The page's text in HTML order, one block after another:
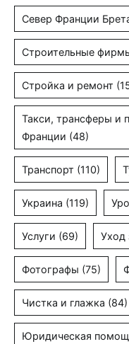
Север Франции
Строительные
Стройка и ремонт
Такси, трансферы и
Франции (48)
Транспорт (110)
Украина (119)
Услуги (69) Уход
Фотографы (75)
Чистка и глажка (84)
Юридическая